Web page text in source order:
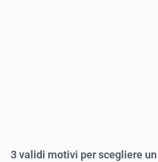
3 validi motivi per scegliere